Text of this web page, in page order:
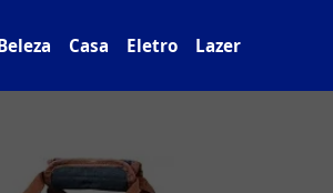
Casa Eletro Lazer